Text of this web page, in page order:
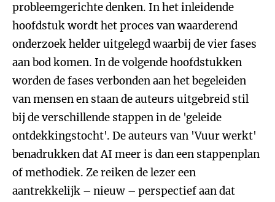
probleemgerichte denken. In het inleidende
hoofdstuk wordt het proces van waarderend
onderzoek helder uitgelegd waarbij de vier fases
aan bod komen. In de volgende hoofdstukken
worden de fases verbonden aan het begeleiden
van mensen en staan de auteurs uitgebreid stil
bij de verschillende stappen in de 'geleide
ontdekkingstocht'. De auteurs van 'Vuur werkt'
benadrukken dat AI meer is dan een stappenplan
of methodiek. Ze reiken de lezer een
aantrekkelijk – nieuw – perspectief aan dat